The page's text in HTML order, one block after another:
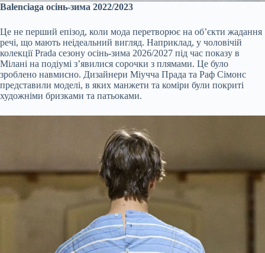
Balenciaga осінь-зима 2022/2023
Це не перший епізод, коли мода перетворює на обʼєкти жадання
речі, що мають неідеальний вигляд. Наприклад, у чоловічій
колекції Prada сезону осінь-зима 2026/2027 під час показу в
Мілані на подіумі зʼявилися сорочки з плямами. Це було
зроблено навмисно. Дизайнери Міучча Прада та Раф Сімонс
представили моделі, в яких манжети та коміри були покриті
художніми бризками та патьоками.